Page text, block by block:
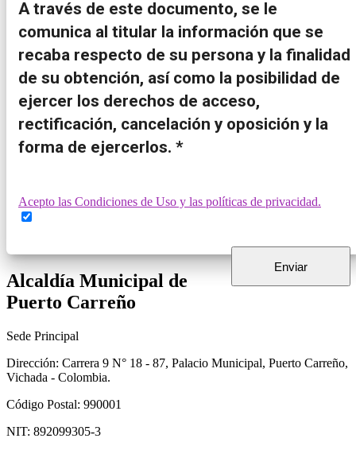
A través de este documento, se le
comunica al titular la información que se
recaba respecto de su persona y la finalidad
de su obtención, así como la posibilidad de
ejercer los derechos de acceso,
rectificación, cancelación y oposición y la
forma de ejercerlos. *
Acepto las Condiciones de Uso y las políticas de privacidad.
Alcaldía Municipal de
Puerto Carreño
Sede Principal
Dirección: Carrera 9 N° 18 - 87, Palacio Municipal, Puerto Carreño,
Vichada - Colombia.
Código Postal: 990001
NIT: 892099305-3